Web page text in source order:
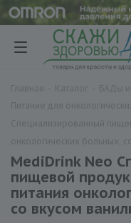
MediDrink Neo
пищевой
питания
со вкусом